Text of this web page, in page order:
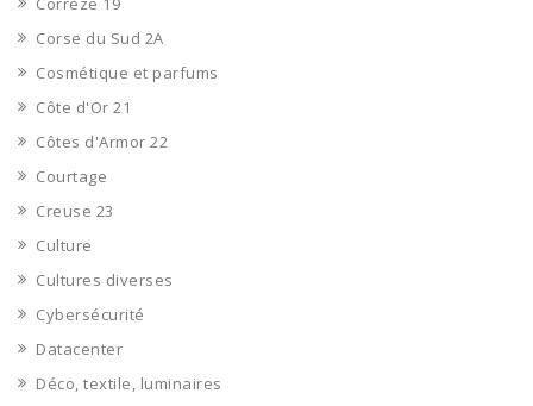
Corse du Sud 2A
Cosmétique et parfums
Côte d'Or 21
Côtes d'Armor 22
Courtage
Creuse 23
Culture
Cultures diverses
Cybersécurité
Datacenter
Déco, textile, luminaires